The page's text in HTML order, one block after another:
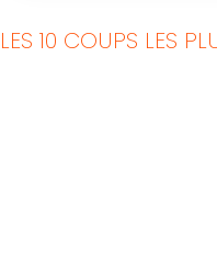
LES 10 COUPS LES